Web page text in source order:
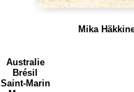
Mika
Australie
Brésil
Saint-Marin